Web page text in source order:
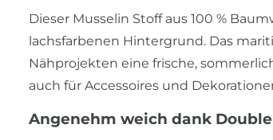
Dieser Musselin Stoff aus 100 %
lachsfarbenen Hintergrund. Das
Nähprojekten eine frische,
auch für Accessoires und
Angenehm weich dank